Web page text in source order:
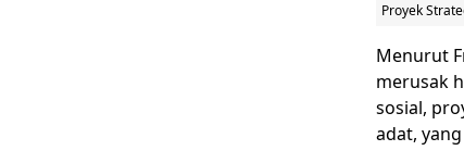
Proyek
Menurut
merusak
sosial,
adat,